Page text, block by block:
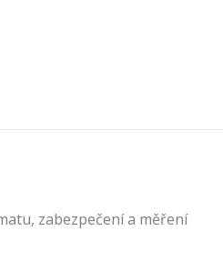
zabezpečení a měření